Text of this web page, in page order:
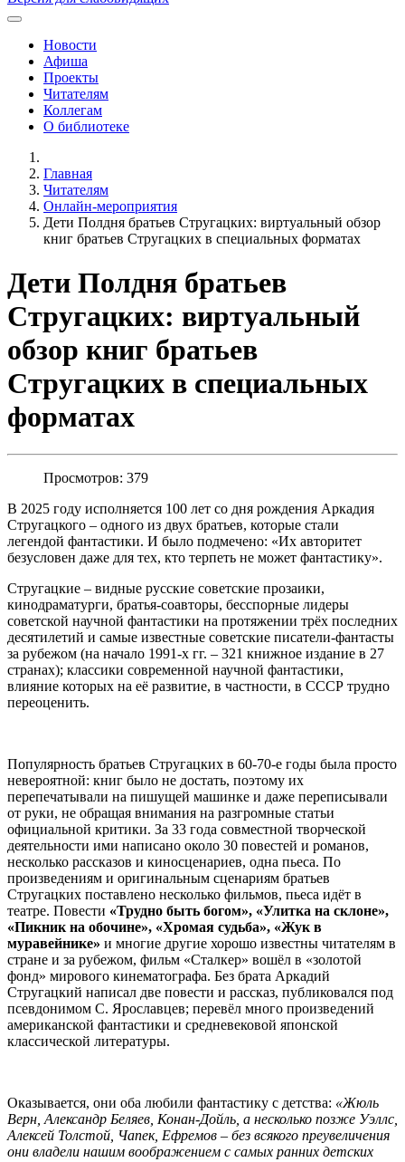
Новости
Афиша
Проекты
Читателям
Коллегам
О библиотеке
Главная
Читателям
Онлайн-мероприятия
Дети Полдня братьев Стругацких: виртуальный обзор
книг братьев Стругацких в специальных форматах
Дети Полдня братьев
Стругацких: виртуальный
обзор книг братьев
Стругацких в специальных
форматах
Просмотров: 379
В 2025 году исполняется 100 лет со дня рождения Аркадия
Стругацкого – одного из двух братьев, которые стали
легендой фантастики. И было подмечено: «Их авторитет
безусловен даже для тех, кто терпеть не может фантастику».
Стругацкие – видные русские советские прозаики,
кинодраматурги, братья-соавторы, бесспорные лидеры
советской научной фантастики на протяжении трёх последних
десятилетий и самые известные советские писатели-фантасты
за рубежом (на начало 1991-х гг. – 321 книжное издание в 27
странах); классики современной научной фантастики,
влияние которых на её развитие, в частности, в СССР трудно
переоценить.
Популярность братьев Стругацких в 60-70-е годы была просто
невероятной: книг было не достать, поэтому их
перепечатывали на пишущей машинке и даже переписывали
от руки, не обращая внимания на разгромные статьи
официальной критики. За 33 года совместной творческой
деятельности ими написано около 30 повестей и романов,
несколько рассказов и киносценариев, одна пьеса. По
произведениям и оригинальным сценариям братьев
Стругацких поставлено несколько фильмов, пьеса идёт в
театре. Повести «Трудно быть богом», «Улитка на склоне»,
«Пикник на обочине», «Хромая судьба», «Жук в
муравейнике» и многие другие хорошо известны читателям в
стране и за рубежом, фильм «Сталкер» вошёл в «золотой
фонд» мирового кинематографа. Без брата Аркадий
Стругацкий написал две повести и рассказ, публиковался под
псевдонимом С. Ярославцев; перевёл много произведений
американской фантастики и средневековой японской
классической литературы.
Оказывается, они оба любили фантастику с детства: «Жюль
Верн, Александр Беляев, Конан-Дойль, а несколько позже Уэллс,
Алексей Толстой, Чапек, Ефремов – без всякого преувеличения
они владели нашим воображением с самых ранних детских